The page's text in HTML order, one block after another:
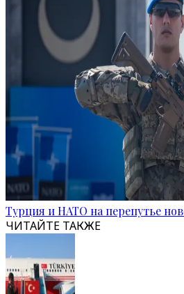
Турция и НАТО на перепутье
ЧИТАЙТЕ ТАКЖЕ